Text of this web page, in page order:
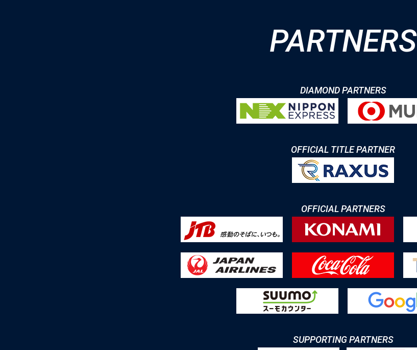
PARTNERS
DIAMOND PARTNERS
OFFICIAL TITLE PARTNER
OFFICIAL PARTNERS
SUPPORTING PARTNERS